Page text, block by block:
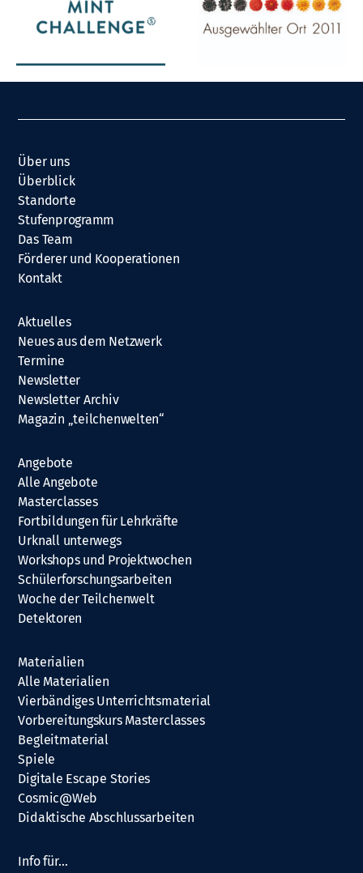
Über uns
Überblick
Standorte
Stufenprogramm
Das Team
Förderer und Kooperationen
Kontakt
Aktuelles
Neues aus dem Netzwerk
Termine
Newsletter
Newsletter Archiv
Magazin „teilchenwelten“
Angebote
Alle Angebote
Masterclasses
Fortbildungen für Lehrkräfte
Urknall unterwegs
Workshops und Projektwochen
Schülerforschungsarbeiten
Woche der Teilchenwelt
Detektoren
Materialien
Alle Materialien
Vierbändiges Unterrichtsmaterial
Vorbereitungskurs Masterclasses
Begleitmaterial
Spiele
Digitale Escape Stories
Cosmic@Web
Didaktische Abschlussarbeiten
Info für…